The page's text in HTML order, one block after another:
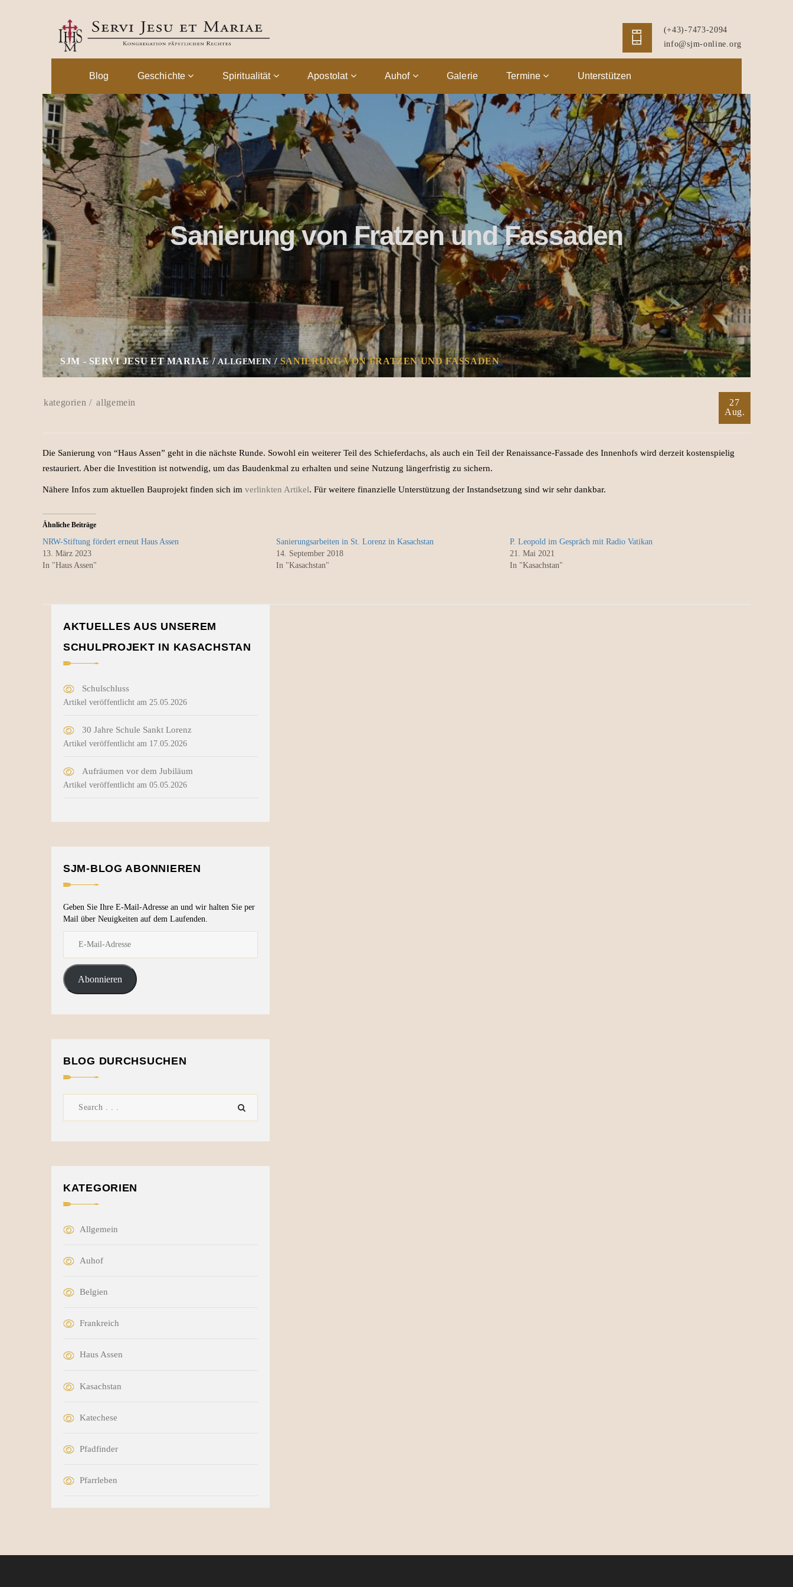
(+43)-7473-2094
info@sjm-online.org
Blog Geschichte Spiritualität Apostolat Auhof Galerie Termine Unterstützen
Sanierung von Fratzen und Fassaden
SJM - SERVI JESU ET MARIAE ALLGEMEIN SANIERUNG VON FRATZEN UND FASSADEN
allgemein
27
Aug.
Die Sanierung von “Haus Assen” geht in die nächste Runde. Sowohl ein weiterer Teil des Schieferdachs, als auch ein Teil der Renaissance-Fassade des Innenhofs wird derzeit kostenspielig
restauriert. Aber die Investition ist notwendig, um das Baudenkmal zu erhalten und seine Nutzung längerfristig zu sichern.
Nähere Infos zum aktuellen Bauprojekt finden sich im verlinkten Artikel. Für weitere finanzielle Unterstützung der Instandsetzung sind wir sehr dankbar.
Ähnliche Beiträge
NRW-Stiftung fördert erneut Haus Assen
13. März 2023
In "Haus Assen"
Sanierungsarbeiten in St. Lorenz in Kasachstan
14. September 2018
In "Kasachstan"
P. Leopold im Gespräch mit Radio Vatikan
21. Mai 2021
In "Kasachstan"
AKTUELLES AUS UNSEREM
SCHULPROJEKT IN KASACHSTAN
Schulschluss
Artikel veröffentlicht am 25.05.2026
30 Jahre Schule Sankt Lorenz
Artikel veröffentlicht am 17.05.2026
Aufräumen vor dem Jubiläum
Artikel veröffentlicht am 05.05.2026
SJM-BLOG ABONNIEREN
Geben Sie Ihre E-Mail-Adresse an und wir halten Sie per
Mail über Neuigkeiten auf dem Laufenden.
Abonnieren
BLOG DURCHSUCHEN
KATEGORIEN
Allgemein
Auhof
Belgien
Frankreich
Haus Assen
Kasachstan
Katechese
Pfadfinder
Pfarrleben